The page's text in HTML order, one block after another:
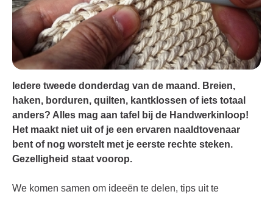
Iedere tweede donderdag van de maand. Breien,
haken, borduren, quilten, kantklossen of iets totaal
anders? Alles mag aan tafel bij de Handwerkinloop!
Het maakt niet uit of je een ervaren naaldtovenaar
bent of nog worstelt met je eerste rechte steken.
Gezelligheid staat voorop.
We komen samen om ideeën te delen, tips uit te